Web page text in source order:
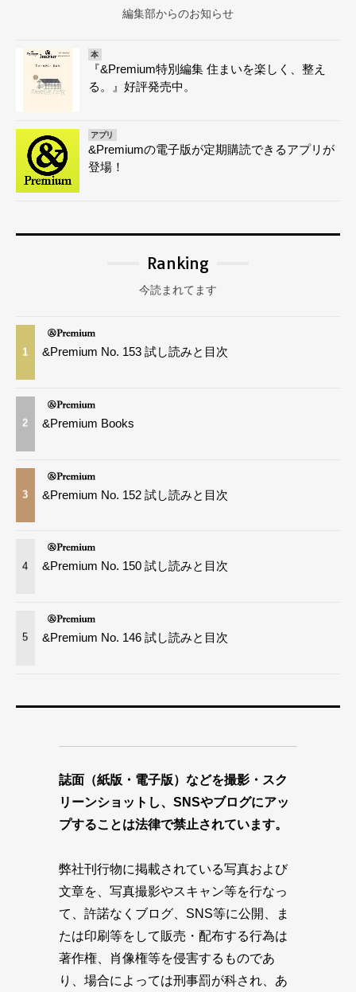
編集部からのお知らせ
本
『&Premium特別編集 住まいを楽しく、整え
る。』好評発売中。
アプリ
&Premiumの電子版が定期購読できるアプリが
登場！
Ranking
今読まれてます
1 &Premium No. 153 試し読みと目次
2 &Premium Books
3 &Premium No. 152 試し読みと目次
4 &Premium No. 150 試し読みと目次
5 &Premium No. 146 試し読みと目次
誌面（紙版・電子版）などを撮影・スク
リーンショットし、SNSやブログにアッ
プすることは法律で禁止されています。
弊社刊行物に掲載されている写真および
文章を、写真撮影やスキャン等を行なっ
て、許諾なくブログ、SNS等に公開、ま
たは印刷等をして販売・配布する行為は
著作権、肖像権等を侵害するものであ
り、場合によっては刑事罰が科され、あ